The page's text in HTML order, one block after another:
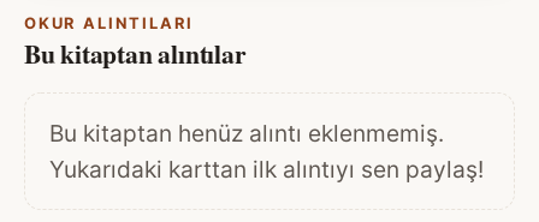
OKUR ALINTILARI
Bu kitaptan alıntılar
Bu kitaptan henüz alıntı eklenmemiş.
Yukarıdaki karttan ilk alıntıyı sen paylaş!